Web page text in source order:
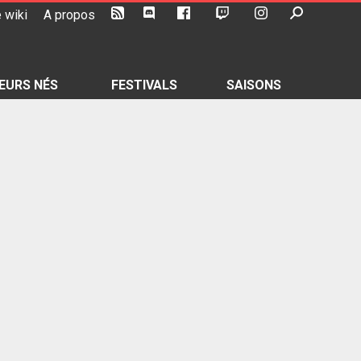
wiki A propos
NÉS FESTIVALS SAISONS